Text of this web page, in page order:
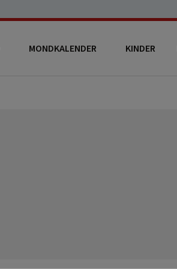
MONDKALENDER KINDER